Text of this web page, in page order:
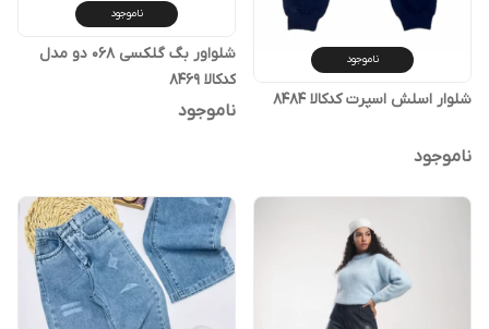
ناموجود
شلوار اسلش اسپرت کدکالا ۸۴۸۴
ناموجود
ناموجود
شلواور بگ گلکسی ۰۶۸ دو مدل
کدکالا ۸۴۶۹
ناموجود